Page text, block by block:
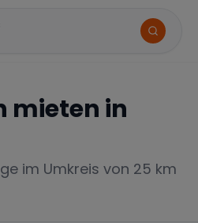
mieten in
im Umkreis von 25 km